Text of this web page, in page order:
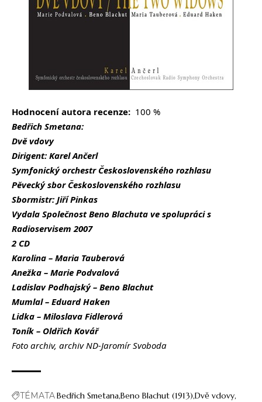
Hodnocení autora recenze: 100 %
Bedřich Smetana:
Dvě vdovy
Dirigent: Karel Ančerl
Symfonický orchestr Československého rozhlasu
Pěvecký sbor Československého rozhlasu
Sbormistr: Jiří Pinkas
Vydala Společnost Beno Blachuta ve spolupráci s
Radioservisem 2007
2 CD
Karolina – Maria Tauberová
Anežka – Marie Podvalová
Ladislav Podhajský – Beno Blachut
Mumlal – Eduard Haken
Lidka – Miloslava Fidlerová
Toník – Oldřich Kovář
Foto archiv, archiv ND-Jaromír Svoboda
TÉMATABedřich SmetanaBeno Blachut (1913) Dvě vdovy